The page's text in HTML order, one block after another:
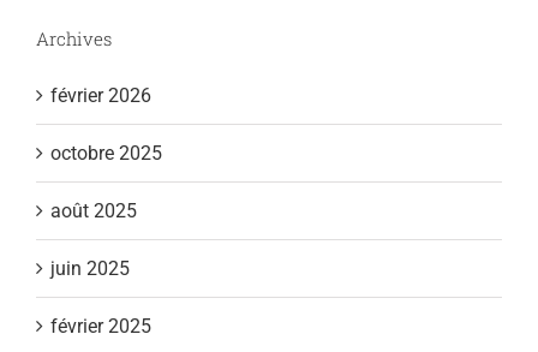
Archives
février 2026
octobre 2025
août 2025
juin 2025
février 2025